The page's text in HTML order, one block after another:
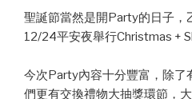
聖誕節當然是開Party的日子，
12/24平安夜舉行Christmas +
今次Party內容十分豐富，除了
們更有交換禮物大抽獎環節，